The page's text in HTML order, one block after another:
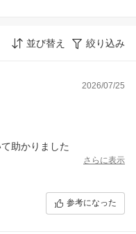
並び替え 絞り込み
2026/07/25
助かりました
さらに表示
参考になった